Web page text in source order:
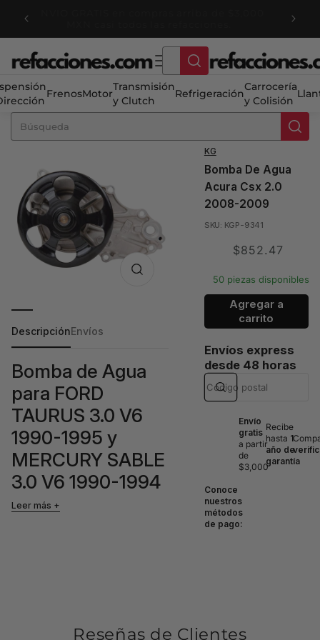
directamente
FrenosMotor
Transmisión
y Clutch
Refrigeración
Carrocería
y Colisión
DescripciónEnvíos
Bomba de Agua
para FORD
TAURUS 3.0 V6
1990-1995 y
MERCURY SABLE
3.0 V6 1990-1994
Esta bomba de agua es una pieza
Compatibilidades:
Leer más
KG
Bomba De Agua
Acura Csx 2.0
2008-2009
SKU: KGP-9341
Translation
$852.47
50 piezas disponibles
Agregar a
carrito
Envíos express
desde 48 horas
Envío
gratis
a partir
de
$3,000
Recibe
hasta 1
año de
garantía
Conoce
nuestros
métodos
de pago:
Reseñas de Clientes